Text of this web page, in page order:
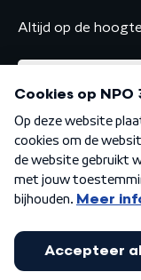
Altijd op de
Algemene